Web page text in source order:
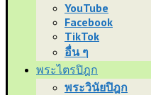
YouTube
Facebook
TikTok
อื่น ๆ
พระไตรปิฎก
พระวินัยปิฎก